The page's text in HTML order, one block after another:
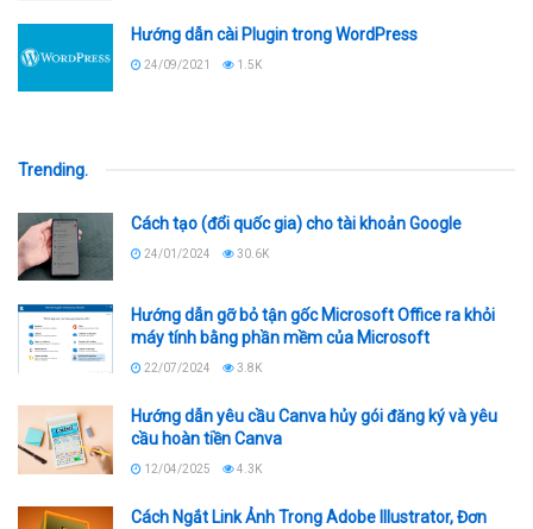
Hướng dẫn cài Plugin trong WordPress
24/09/2021 1.5K
Trending.
Cách tạo (đổi quốc gia) cho tài khoản Google
24/01/2024 30.6K
Hướng dẫn gỡ bỏ tận gốc Microsoft Office ra khỏi
máy tính bằng phần mềm của Microsoft
22/07/2024 3.8K
Hướng dẫn yêu cầu Canva hủy gói đăng ký và yêu
cầu hoàn tiền Canva
12/04/2025 4.3K
Cách Ngắt Link Ảnh Trong Adobe Illustrator, Đơn